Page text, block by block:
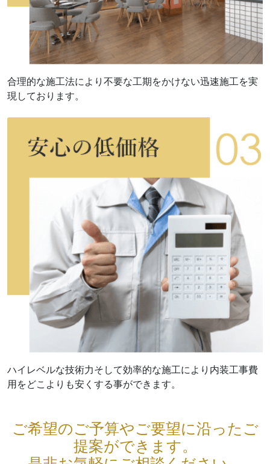
合理的な施工法により不要な工期をかけない迅速施工を実
現しております。
ハイレベルな技術力そして効率的な施工により内装工事費
用をどこよりも安くする事ができます。
ご希望のご予算やご要望に沿ったご
提案ができます。